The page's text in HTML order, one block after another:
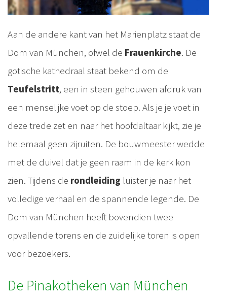
Aan de andere kant van het Marienplatz staat de
Dom van München, ofwel de Frauenkirche. De
gotische kathedraal staat bekend om de
Teufelstritt, een in steen gehouwen afdruk van
een menselijke voet op de stoep. Als je je voet in
deze trede zet en naar het hoofdaltaar kijkt, zie je
helemaal geen zijruiten. De bouwmeester wedde
met de duivel dat je geen raam in de kerk kon
zien. Tijdens de rondleiding luister je naar het
volledige verhaal en de spannende legende. De
Dom van München heeft bovendien twee
opvallende torens en de zuidelijke toren is open
voor bezoekers.
De Pinakotheken van München